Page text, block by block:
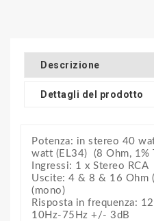
Descrizione
Dettagli del prodotto
Potenza: in stereo 40
watt (EL34) (8 Ohm, 1%
Ingressi: 1 x Stereo RCA
Uscite: 4 & 8 & 16 Ohm
(mono)
Risposta in frequenza:
10Hz-75Hz +/- 3dB